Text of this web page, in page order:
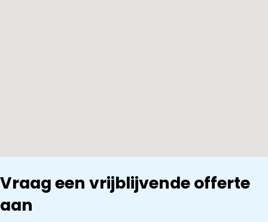
Vraag een vrijblijvende offerte
aan